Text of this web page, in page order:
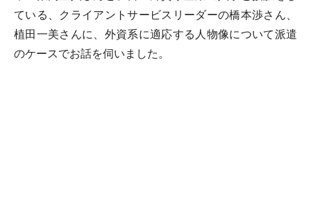
ている、クライアントサービスリーダーの橋本渉さん、
植田一美さんに、外資系に適応する人物像について派遣
のケースでお話を伺いました。